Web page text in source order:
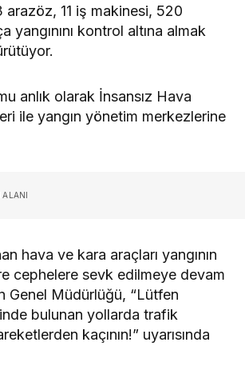
arazöz, 11 iş makinesi, 520
yangınını kontrol altına almak
anlık olarak İnsansız Hava
ile yangın yönetim merkezlerine
ALANI
hava ve kara araçları yangının
cephelere sevk edilmeye devam
Genel Müdürlüğü, “Lütfen
bulunan yollarda trafik
kaçının!” uyarısında